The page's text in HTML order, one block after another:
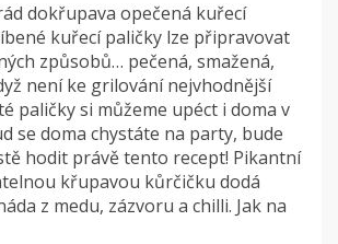
dokřupava opečená kuřecí
kuřecí paličky lze připravovat
způsobů… pečená, smažená,
není ke grilování nejvhodnější
paličky si můžeme upéct i doma v
se doma chystáte na party, bude
hodit právě tento recept! Pikantní
křupavou kůrčičku dodá
z medu, zázvoru a chilli. Jak na